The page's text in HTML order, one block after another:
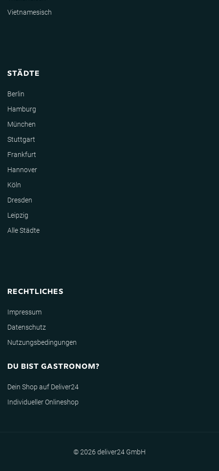
Vietnamesisch
STÄDTE
Berlin
Hamburg
München
Stuttgart
Frankfurt
Hannover
Köln
Dresden
Leipzig
Alle Städte
RECHTLICHES
Impressum
Datenschutz
Nutzungsbedingungen
DU BIST GASTRONOM?
Dein Shop auf Deliver24
Individueller Onlineshop
© 2026 deliver24 GmbH